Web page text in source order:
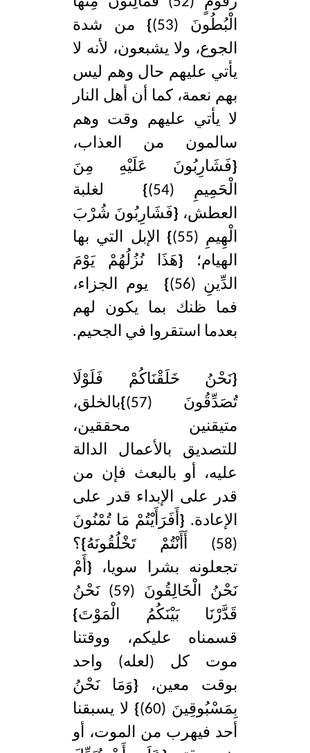
الْبُطُونَ (53)
} من شدة
الجوع، ولا يشبعون، لأنه لا
يأتي عليهم حال وهم ليس
بهم نعمة، كما أن أهل النار
لا يأتي عليهم وقت وهم
سالمون من العذاب،
{فَشَارِبُونَ عَلَيْهِ مِنَ
الْحَمِيمِ (54)
} لغلبة
العطش، {فَشَارِبُونَ شُرْبَ
الْهِيمِ (55)
} الإبل التي بها
الهيام؛ {هَذَا نُزُلُهُمْ يَوْمَ
الدِّينِ (56)
} يوم الجزاء،
فما ظنك بما يكون لهم
بعدما استقروا في الجحيم.
{نَحْنُ خَلَقْنَاكُمْ فَلَوْلَا
تُصَدِّقُونَ (57)
}بالخلق،
متيقنين محققين،
للتصديق بالأعمال الدالة
عليه، أو بالبعث فإن من
قدر على الإبداء قدر على
الإعادة. { أَفَرَأَيْتُمْ مَا تُمْنُونَ
(58) أَأَنْتُمْ تَخْلُقُونَهُ
}؟
تجعلونه بشرا سويا، { أَمْ
نَحْنُ الْخَالِقُونَ (59) نَحْنُ
قَدَّرْنَا بَيْنَكُمُ الْمَوْتَ}
قسمناه عليكم، ووقتنا
موت كل (لعله) واحد
بوقت معين، {وَمَا نَحْنُ
بِمَسْبُوقِينَ (60)
} لا يسبقنا
أحد فيهرب من الموت، أو